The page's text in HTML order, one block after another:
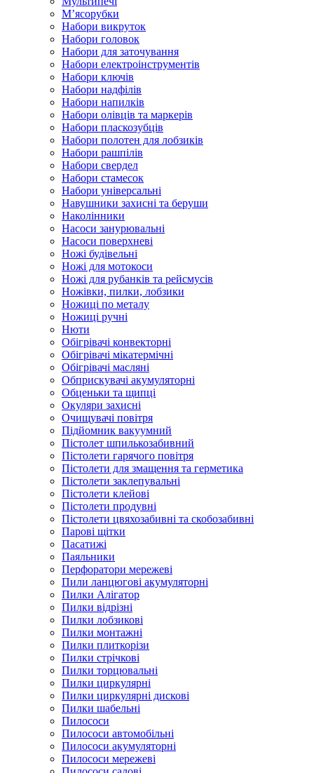
М’ясорубки
Набори викруток
Набори головок
Набори для заточування
Набори електроінструментів
Набори ключів
Набори надфілів
Набори напилків
Набори олівців та маркерів
Набори пласкозубців
Набори полотен для лобзиків
Набори рашпілів
Набори свердел
Набори стамесок
Набори універсальні
Навушники захисні та беруши
Наколінники
Насоси занурювальні
Насоси поверхневі
Ножі будівельні
Ножі для мотокоси
Ножі для рубанків та рейсмусів
Ножівки, пилки, лобзики
Ножиці по металу
Ножиці ручні
Нюти
Обігрівачі конвекторні
Обігрівачі мікатермічні
Обігрівачі масляні
Обприскувачі акумуляторні
Обценьки та щипці
Окуляри захисні
Очищувачі повітря
Підйомник вакуумний
Пістолет шпилькозабивний
Пістолети гарячого повітря
Пістолети для змащення та герметика
Пістолети заклепувальні
Пістолети клейові
Пістолети продувні
Пістолети цвяхозабивні та скобозабивні
Парові щітки
Пасатижі
Паяльники
Перфоратори мережеві
Пили ланцюгові акумуляторні
Пилки Алігатор
Пилки відрізні
Пилки лобзикові
Пилки монтажні
Пилки плиткорізи
Пилки стрічкові
Пилки торцювальні
Пилки циркулярні
Пилки циркулярні дискові
Пилки шабельні
Пилососи
Пилососи автомобільні
Пилососи акумуляторні
Пилососи мережеві